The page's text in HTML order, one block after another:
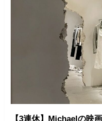
【3連休】Michaelの映